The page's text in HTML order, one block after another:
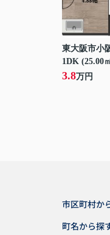
東大阪市小
1DK (25.00
3.8万円
市区町村か
町名から探